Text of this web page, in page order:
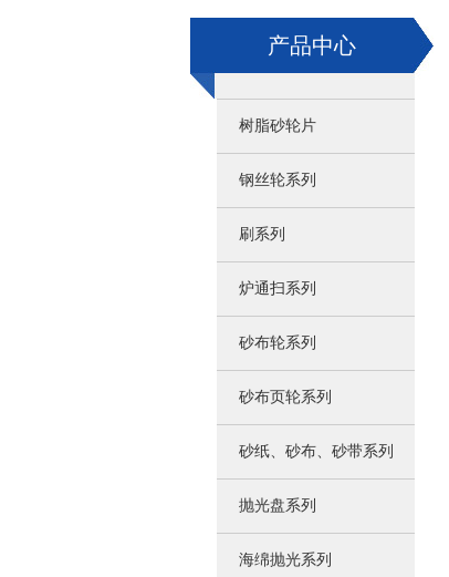
产品中心
树脂砂轮片
钢丝轮系列
刷系列
炉通扫系列
砂布轮系列
砂布页轮系列
砂纸、砂布、砂带系列
抛光盘系列
海绵抛光系列